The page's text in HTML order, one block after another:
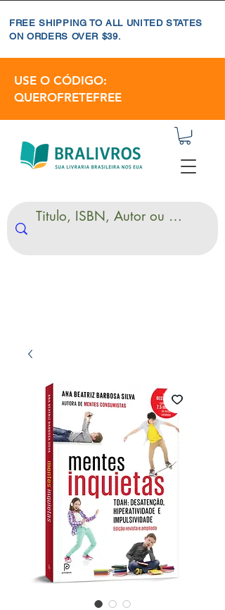
FREE SHIPPING TO ALL UNITED STATES
ON ORDERS OVER $39.
USE O CÓDIGO:
QUEROFRETEFREE